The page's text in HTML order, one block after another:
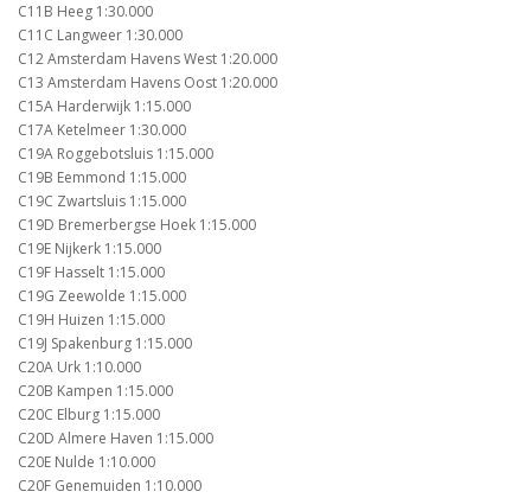
C11B Heeg 1:30.000
C11C Langweer 1:30.000
C12 Amsterdam Havens West 1:20.000
C13 Amsterdam Havens Oost 1:20.000
C15A Harderwijk 1:15.000
C17A Ketelmeer 1:30.000
C19A Roggebotsluis 1:15.000
C19B Eemmond 1:15.000
C19C Zwartsluis 1:15.000
C19D Bremerbergse Hoek 1:15.000
C19E Nijkerk 1:15.000
C19F Hasselt 1:15.000
C19G Zeewolde 1:15.000
C19H Huizen 1:15.000
C19J Spakenburg 1:15.000
C20A Urk 1:10.000
C20B Kampen 1:15.000
C20C Elburg 1:15.000
C20D Almere Haven 1:15.000
C20E Nulde 1:10.000
C20F Genemuiden 1:10.000